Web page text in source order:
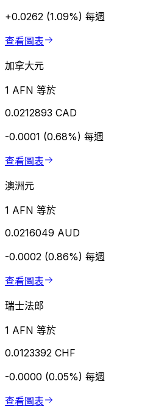
+0.0262 (1.09%) 每週
查看圖表
加拿大元
1 AFN 等於
0.0212893 CAD
-0.0001 (0.68%) 每週
查看圖表
澳洲元
1 AFN 等於
0.0216049 AUD
-0.0002 (0.86%) 每週
查看圖表
瑞士法郎
1 AFN 等於
0.0123392 CHF
-0.0000 (0.05%) 每週
查看圖表